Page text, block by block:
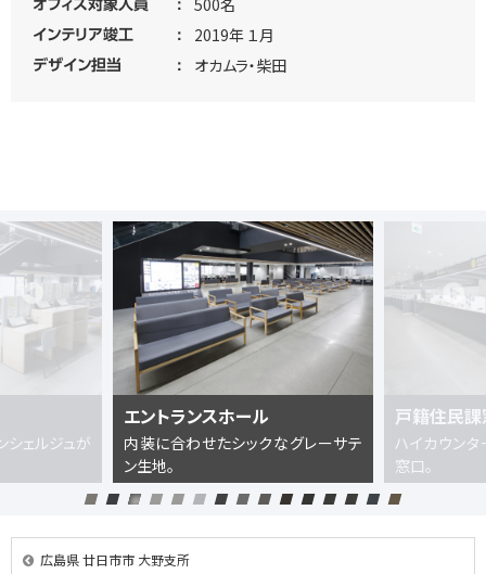
オフィス対象人員 500名
インテリア竣工 2019年 １月
デザイン担当 オカムラ・柴田
シェルジュが
エントランスホール
内装に合わせたシックなグレーサテ
ン生地。
戸籍住民
ハイカウン
窓口。
広島県 廿日市市 大野支所